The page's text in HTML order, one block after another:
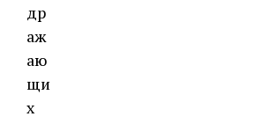
др
аж
аю
щи
х